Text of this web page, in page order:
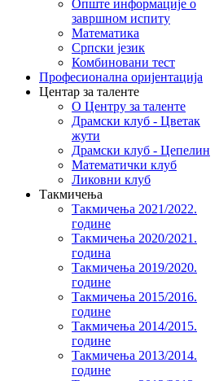
Опште информације о
завршном испиту
Математика
Српски језик
Комбиновани тест
Професионална оријентација
Центар за таленте
О Центру за таленте
Драмски клуб - Цветак
жути
Драмски клуб - Цепелин
Математички клуб
Ликовни клуб
Такмичења
Такмичења 2021/2022.
године
Такмичења 2020/2021.
година
Такмичења 2019/2020.
године
Такмичења 2015/2016.
године
Такмичења 2014/2015.
године
Такмичења 2013/2014.
године